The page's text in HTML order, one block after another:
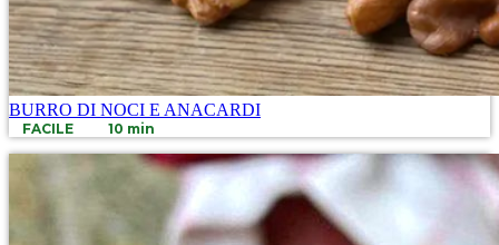
BURRO DI NOCI E ANACARDI
FACILE 10 min